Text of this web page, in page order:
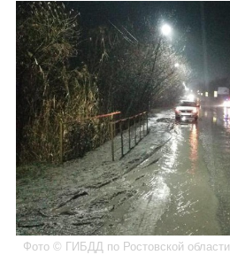
Каталог
Инфо
Гороскоп
Фото © ГИБДД по Ростовской области